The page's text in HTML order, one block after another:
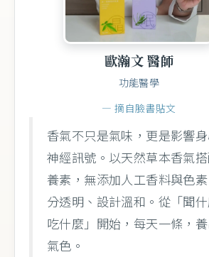
歐瀚文 醫師
功能醫學
— 摘自臉書貼文
香氣不只是氣味，更是影響
神經訊號。以天然草本香氣
養素，無添加人工香料與色
分透明、設計溫和。從「聞什
吃什麼」開始，每天一條，
氣色。